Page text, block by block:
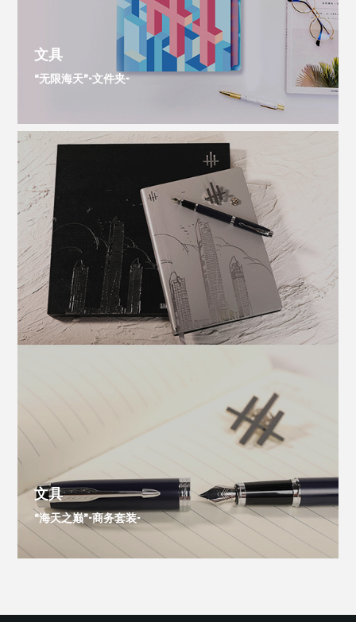
文具
“无限海天”-文件夹-
文具
“海天之巅”-商务套装-